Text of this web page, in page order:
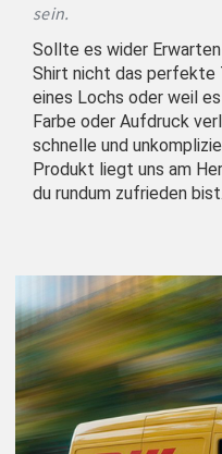
sein.
Sollte es wider
Shirt nicht das perfekte
eines Lochs oder weil
Farbe oder Aufdruck
schnelle und
Produkt liegt uns am
du rundum zufrieden bist.